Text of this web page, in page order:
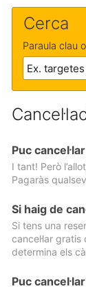
Cerca
Paraula clau
Puc
I tant! Però
Pagaràs
Si haig de
Si tens una
cancel·lar
determina els
Puc